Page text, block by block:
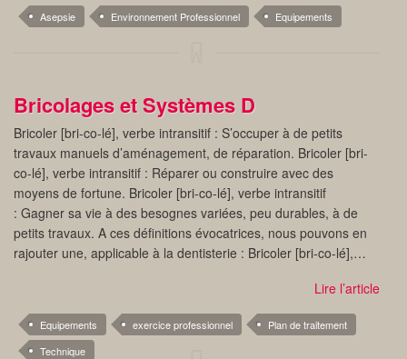
Asepsie Environnement Professionnel Equipements
Bricolages et Systèmes D
Bricoler [bri-co-lé], verbe intransitif : S’occuper à de petits
travaux manuels d’aménagement, de réparation. Bricoler [bri-
co-lé], verbe intransitif : Réparer ou construire avec des
moyens de fortune. Bricoler [bri-co-lé], verbe intransitif
: Gagner sa vie à des besognes variées, peu durables, à de
petits travaux. A ces définitions évocatrices, nous pouvons en
rajouter une, applicable à la dentisterie : Bricoler [bri-co-lé],…
Lire l’article
Equipements exercice professionnel
Plan de traitement
Technique